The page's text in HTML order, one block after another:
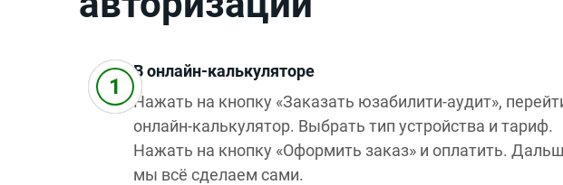
В онлайн-калькуляторе
Нажать на кнопку «Заказать юзабилити-аудит»,
онлайн-калькулятор. Выбрать тип устройства и тариф.
Нажать на кнопку «Оформить заказ» и оплатить.
мы всё сделаем сами.